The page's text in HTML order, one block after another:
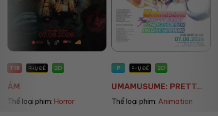
P PHỤ ĐỀ
UMAMUSUME: PRETT...
Thể loại phim:Animation
P PHỤ ĐỀ/LỒNG TIẾNG
THE LAND OF SOME...
Thể loại phim:Animation